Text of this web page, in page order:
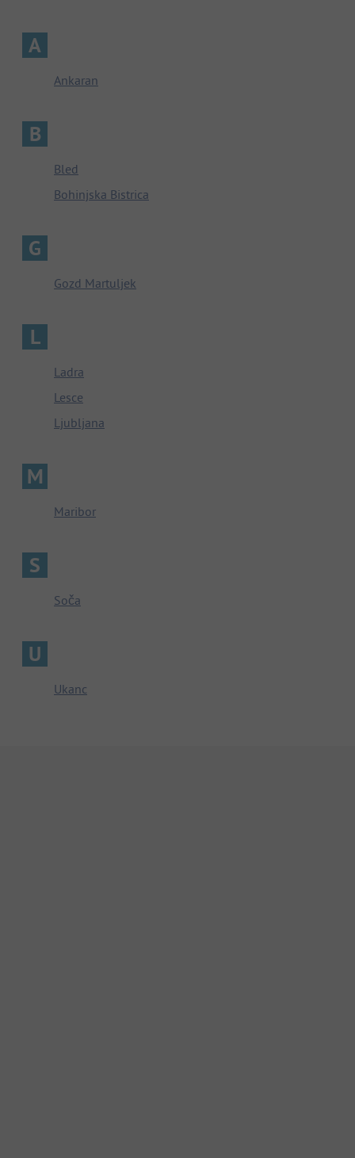
A
Ankaran
B
Bled
Bohinjska Bistrica
G
Gozd Martuljek
L
Ladra
Lesce
Ljubljana
M
Maribor
S
Soča
U
Ukanc